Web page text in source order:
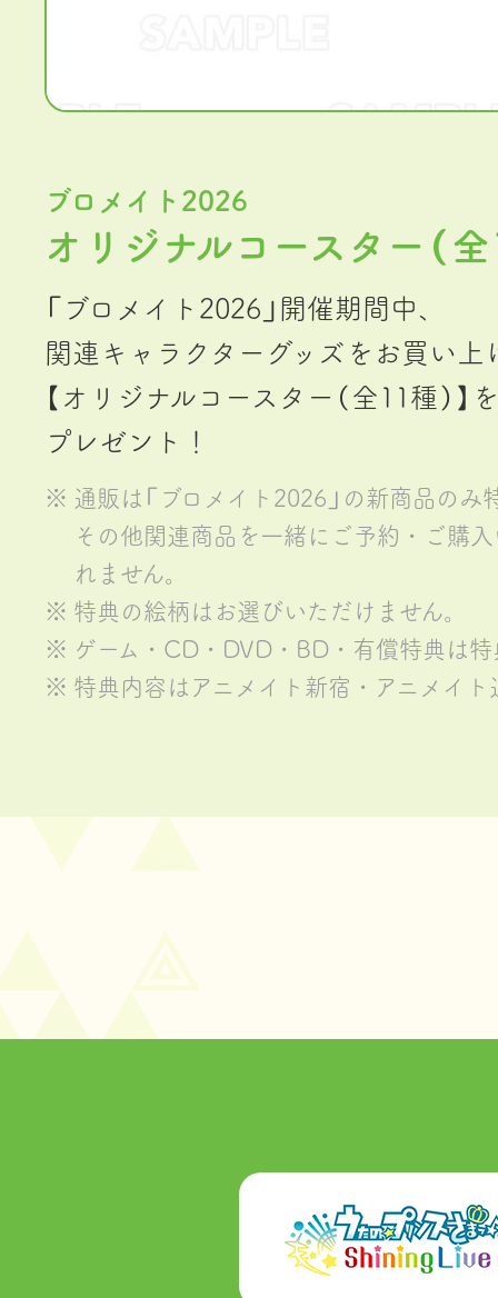
ブロメイト2026
オリジナルコースター（全
「ブロメイト2026」開催期間中、
関連キャラクターグッズをお買い上
【オリジナルコースター（全11種）】
プレゼント！
通販は「ブロメイト2026」の新商品のみ
その他関連商品を一緒にご予約・ご購
れません。
特典の絵柄はお選びいただけません。
ゲーム・CD・DVD・BD・有償特典は
特典内容はアニメイト新宿・アニメイト